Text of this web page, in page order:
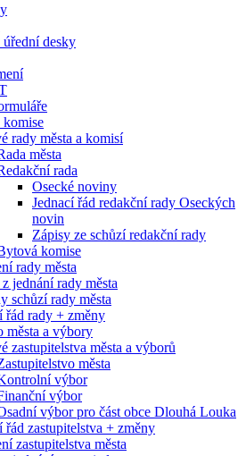
desky
komise
rady města a komisí
města
rada
Osecké noviny
Jednací řád redakční rady Oseckých
novin
Zápisy ze schůzí redakční rady
komise
rady města
jednání rady města
schůzí rady města
řád rady + změny
města a výbory
zastupitelstva města a výborů
města
výbor
výbor
výbor pro část obce Dlouhá Louka
řád zastupitelstva + změny
zastupitelstva města